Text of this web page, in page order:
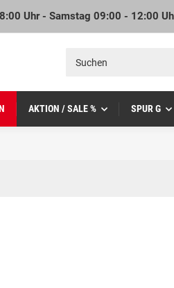
Uhr - Samstag 09:00 - 12:00
AKTION / SALE % SPUR G